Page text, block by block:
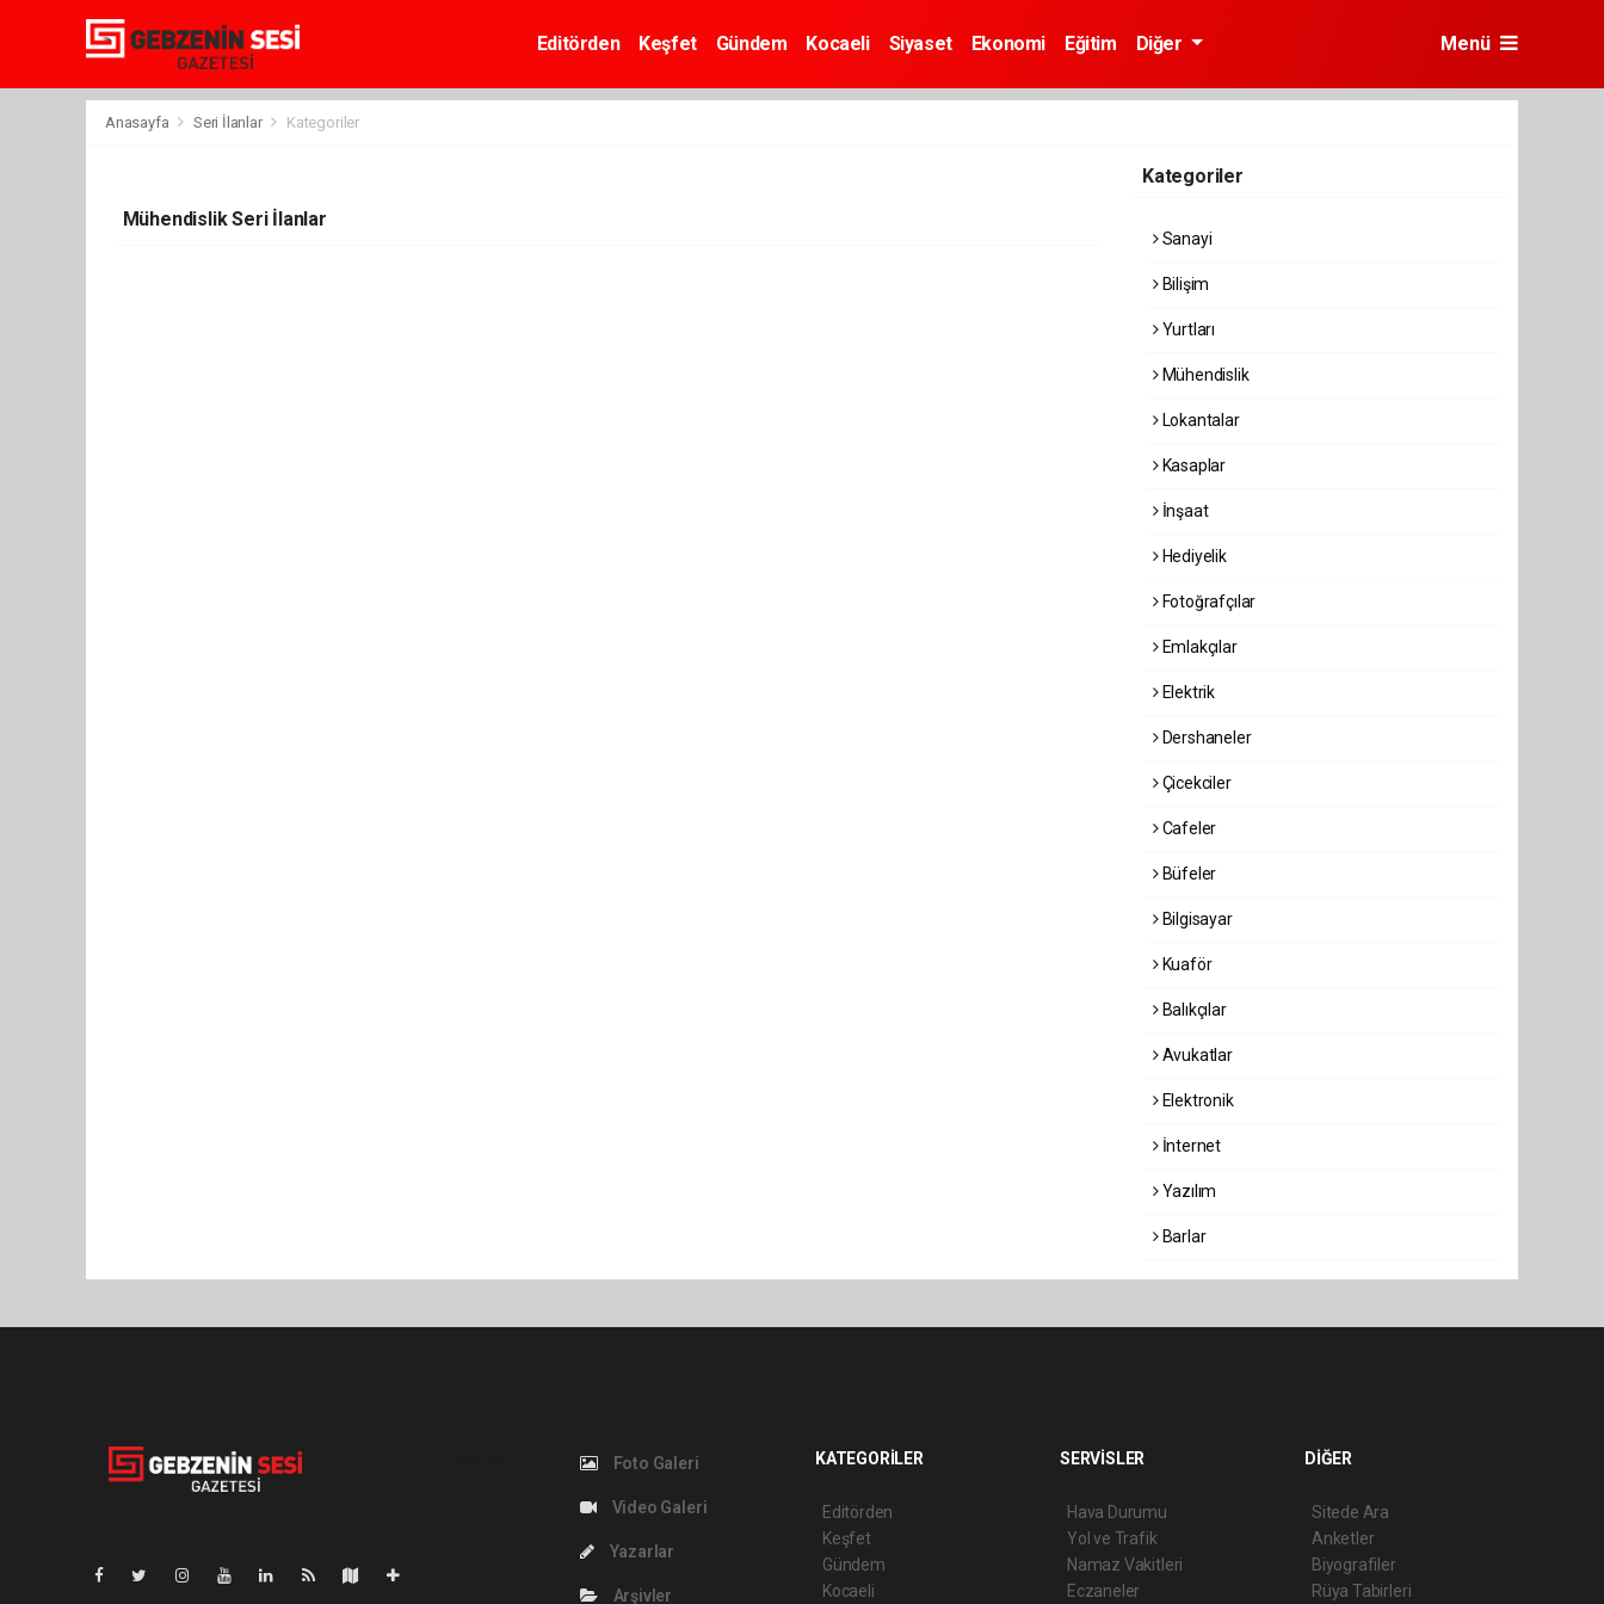
Editörden Keşfet Gündem Kocaeli Siyaset Ekonomi Eğitim Diğer Menü
Anasayfa Seri İlanlar Kategoriler
Mühendislik Seri İlanlar
Kategoriler
Sanayi
Bilişim
Yurtları
Mühendislik
Lokantalar
Kasaplar
İnşaat
Hediyelik
Fotoğrafçılar
Emlakçılar
Elektrik
Dershaneler
Çicekciler
Cafeler
Büfeler
Bilgisayar
Kuaför
Balıkçılar
Avukatlar
Elektronik
İnternet
Yazılım
Barlar
Foto Galeri
Video Galeri
Yazarlar
Arşivler
KATEGORİLER
Editörden
Keşfet
Gündem
Kocaeli
SERVİSLER
Hava Durumu
Yol ve Trafik
Namaz Vakitleri
Eczaneler
DİĞER
Sitede Ara
Anketler
Biyografiler
Rüya Tabirleri